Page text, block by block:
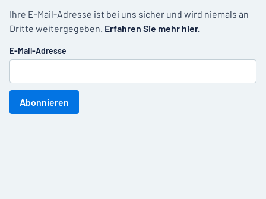
Ihre E-Mail-Adresse ist bei uns sicher und wird niemals an
Dritte weitergegeben. Erfahren Sie mehr hier.
E-Mail-Adresse
Abonnieren